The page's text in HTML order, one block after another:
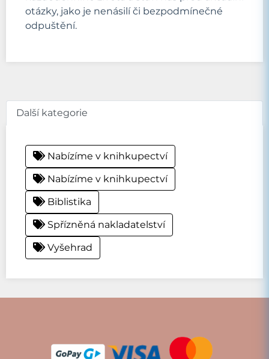
otázky, jako je nenásilí či bezpodmínečné
odpuštění.
Další kategorie
Nabízíme v knihkupectví
Nabízíme v knihkupectví
Biblistika
Spřízněná nakladatelství
Vyšehrad